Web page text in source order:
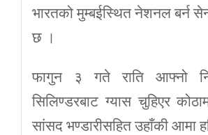
भारतको मुम्बईस्थित नेशनल बर्न
छ ।
फागुन ३ गते राति आफ्नो
सिलिण्डरबाट ग्यास चुहिएर
सांसद भण्डारीसहित उहाँकी आमा